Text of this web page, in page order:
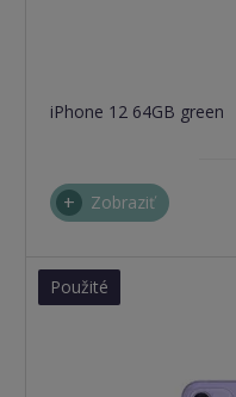
iPhone 12 64GB green
Zobraziť
Použité